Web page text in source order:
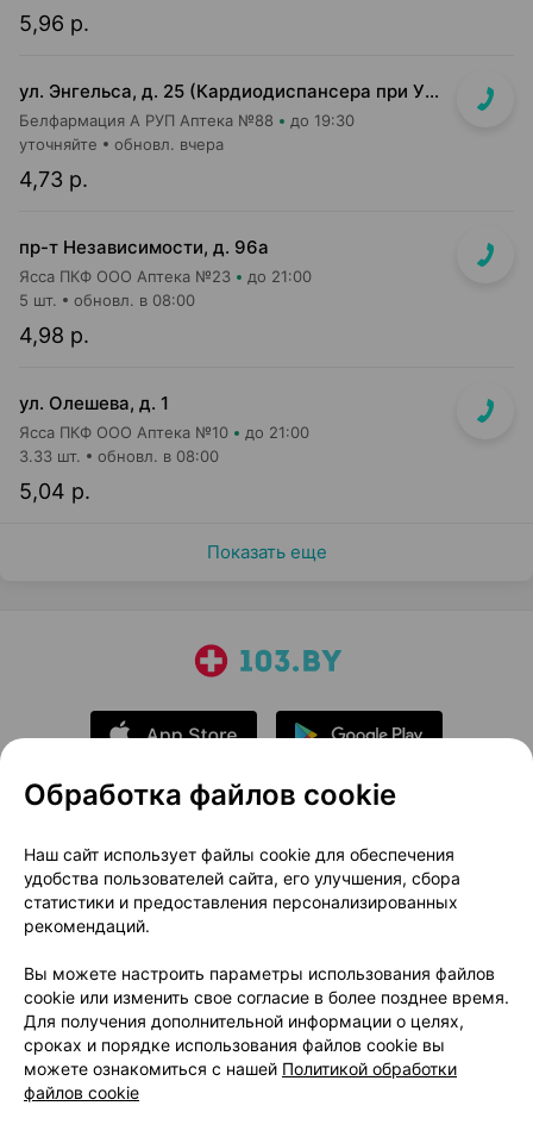
5,96 р.
ул. Энгельса, д. 25 (Кардиодиспансера при УЗ «2-я ГКБ», 2-й этаж)
Белфармация А РУП Аптека №88 до 19:30
4,73 р.
уточняйте обновл. вчера
пр-т Независимости, д. 96а
Ясса ПКФ ООО Аптека №23 до 21:00
4,98 р.
5 шт. обновл. в 08:00
ул. Олешева, д. 1
Ясса ПКФ ООО Аптека №10 до 21:00
5,04 р.
3.33 шт. обновл. в 08:00
Показать еще
О проекте
Новости проекта
Размещение рекламы
Медицинский маркетинг
Публичный договор
Доставка
Способы оплаты
Вакансии
Партнеры
Написать руководителю 103.by
Написать в поддержку
Персональные настройки Cookie
Обработка файлов cookie
Наш сайт использует файлы cookie для обеспечения
удобства пользователей сайта, его улучшения, сбора
статистики и предоставления персонализированных
рекомендаций.
Вы можете настроить параметры использования файлов
cookie или изменить свое согласие в более позднее время.
Для получения дополнительной информации о целях,
сроках и порядке использования файлов cookie вы
можете ознакомиться с нашей Политикой обработки
файлов cookie